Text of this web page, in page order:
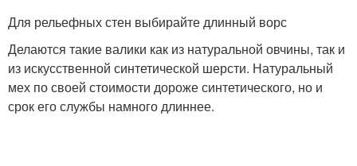
Для рельефных стен выбирайте длинный ворс
Делаются такие валики как из натуральной овчины, так и
из искусственной синтетической шерсти. Натуральный
мех по своей стоимости дороже синтетического, но и
срок его службы намного длиннее.